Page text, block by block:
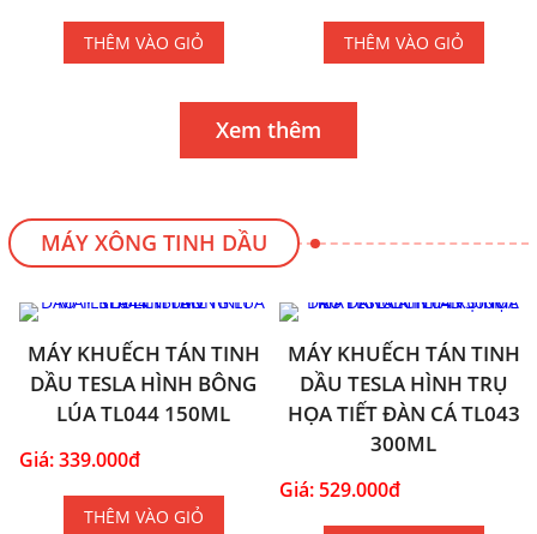
THÊM VÀO GIỎ THÊM VÀO GIỎ
Xem thêm
MÁY XÔNG TINH DẦU
MÁY KHUẾCH TÁN TINH
DẦU TESLA HÌNH BÔNG
LÚA TL044 150ML
Giá: 339.000đ
THÊM VÀO GIỎ
MÁY KHUẾCH TÁN TINH
DẦU TESLA HÌNH TRỤ
HỌA TIẾT ĐÀN CÁ TL043
300ML
Giá: 529.000đ